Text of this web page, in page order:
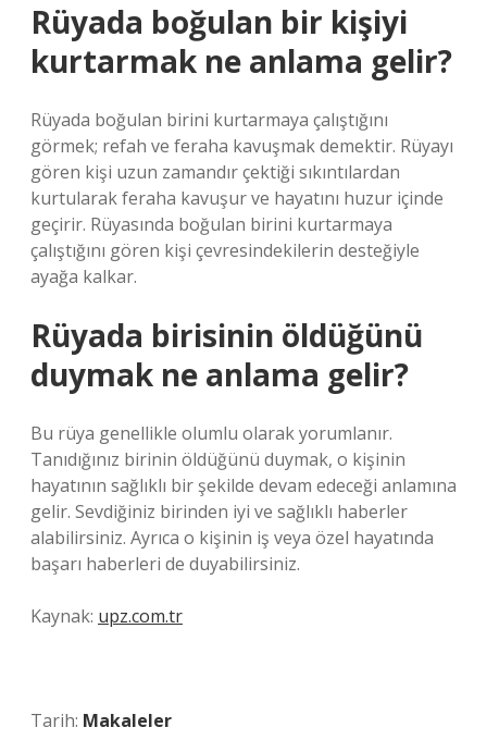
Rüyada boğulan bir kişiyi
kurtarmak ne anlama gelir?
Rüyada boğulan birini kurtarmaya çalıştığını
görmek; refah ve feraha kavuşmak demektir. Rüyayı
gören kişi uzun zamandır çektiği sıkıntılardan
kurtularak feraha kavuşur ve hayatını huzur içinde
geçirir. Rüyasında boğulan birini kurtarmaya
çalıştığını gören kişi çevresindekilerin desteğiyle
ayağa kalkar.
Rüyada birisinin öldüğünü
duymak ne anlama gelir?
Bu rüya genellikle olumlu olarak yorumlanır.
Tanıdığınız birinin öldüğünü duymak, o kişinin
hayatının sağlıklı bir şekilde devam edeceği anlamına
gelir. Sevdiğiniz birinden iyi ve sağlıklı haberler
alabilirsiniz. Ayrıca o kişinin iş veya özel hayatında
başarı haberleri de duyabilirsiniz.
Kaynak: upz.com.tr
Tarih: Makaleler